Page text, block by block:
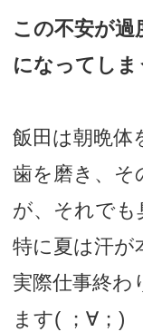
この不安が過
になってしま
飯田は朝晩体
歯を磨き、そ
が、それでも
特に夏は汗が
実際仕事終わ
ます( ；∀；)